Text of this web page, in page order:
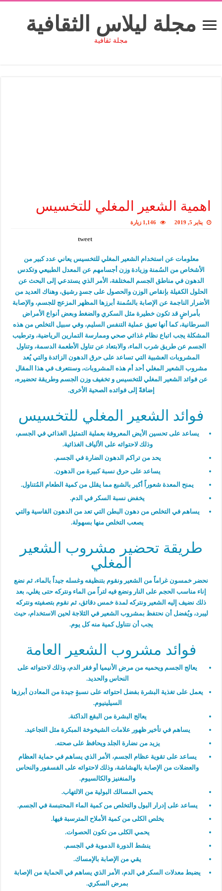
مجلة ليلاس الثقافية
مجلة ثقافية
اهمية الشعير المغلي للتخسيس
يناير 5, 2019 1,146 زيارة
tweet
معلومات عن استخدام الشعير المغلي للتخسيس يعاني عدد كبير من
الأشخاص من السُمنة وزيادة وزن أجسامهم عن المعدل الطبيعي وتكدس
الدهون في مناطق الجسم المختلفة، الأمر الذي يستدعي إلى البحث عن
الحلول الكفيلة بإنقاص الوزن والحصول على جسدٍ رشيق، وهناك العديد من
الأضرار الناجمة عن الإصابة بالسُمنة أبرزها المظهر المزعج للجسم، والإصابة
بأمراضٍ قد تكون خطيرة مثل السكري والضغط وبعض أنواع الأمراض
السرطانية، كما أنها تعيق عملية التنفس السليم، وفي سبيل التخلص من هذه
المشكلة يجب اتباع نظام غذائي صحي وممارسة التمارين الرياضية، وترطيب
الجسم عن طريق شرب الماء، والابتعاد عن تناول الأطعمة الدسمة، وتناول
المشروبات العشبية التي تساعد على حرق الدهون الزائدة والتي يُعد
مشروب الشعير المغلي أحد أم هذه المشروبات، وسنتعرف في هذا المقال
عن فوائد الشعير المغلي للتخسيس و تخفيف وزن الجسم وطريقة تحضيره،
إضافةً إلى فوائده الصحية الأخرى.
فوائد الشعير المغلي للتخسيس
يساعد على تحسين الأيض المعروفة بعملية التمثيل الغذائي في الجسم،
وذلك لاحتوائه على الألياف الغذائية.
يحد من تراكم الدهون الضارة في الجسم.
يساعد على حرق نسبة كبيرة من الدهون.
يمنح المعدة شعوراً أكبر بالشبع مما يقلل من كمية الطعام المُتناول.
يخفض نسبة السكر في الدم.
يساهم في التخلص من دهون البطن التي تعد من الدهون القاسية والتي
يصعب التخلص منها بسهولة.
طريقة تحضير مشروب الشعير
المغلي
نحضر خمسون غراماً من الشعير ونقوم بتنظيفه وغسله جيداً بالماء، ثم نضع
إناء مناسب الحجم على النار ونضع فيه لتراً من الماء ونتركه حتى يغلي، بعد
ذلك نضيف إليه الشعير ونتركه لمدة خمس دقائق، ثم نقوم بتصفيته ونتركه
ليبرد، ويُفضل أن نحتفظ بمشروب الشعير في الثلاجة لحين الاستخدام، حيث
يجب أن نتناول كمية منه كل يوم.
فوائد مشروب الشعير العامة
يعالج الجسم ويحميه من مرض الأنيميا أو فقر الدم، وذلك لاحتوائه على
النحاس والحديد.
يعمل على تغذية البشرة بفضل احتوائه على نسبةٍ جيدة من المعادن أبرزها
السيلينيوم.
يعالج البشرة من البقع الداكنة.
يساهم في تأخير ظهور علامات الشيخوخة المبكرة مثل التجاعيد.
يزيد من نضارة الجلد ويحافظ على صحته.
يساعد على تقوية عظام الجسم، الأمر الذي يساهم في حماية العظام
والعضلات من الإصابة بالهشاشة، وذلك لاحتوائه على الفسفور والنحاس
والمنغنيز والكالسيوم.
يحمي المسالك البولية من الالتهاب.
يساعد على إدرار البول والتخلص من كمية الماء المحتبسة في الجسم.
يخلص الكلى من كمية الأملاح المترسبة فيها.
يحمي الكلى من تكون الحصوات.
ينشط الدورة الدموية في الجسم.
يقي من الإصابة بالإمساك.
يضبط معدلات السكر في الدم، الأمر الذي يساهم في الحماية من الإصابة
بمرض السكري.